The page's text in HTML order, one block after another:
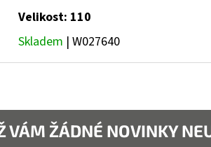
Velikost: 110
Skladem | W027640
VÁM ŽÁDNÉ NOVINKY